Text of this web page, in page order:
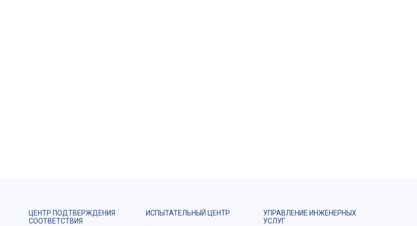
ЦЕНТР ПОДТВЕРЖДЕНИЯ
СООТВЕТСТВИЯ
ИСПЫТАТЕЛЬНЫЙ ЦЕНТР
УПРАВЛЕНИЕ ИНЖЕНЕРНЫХ
УСЛУГ